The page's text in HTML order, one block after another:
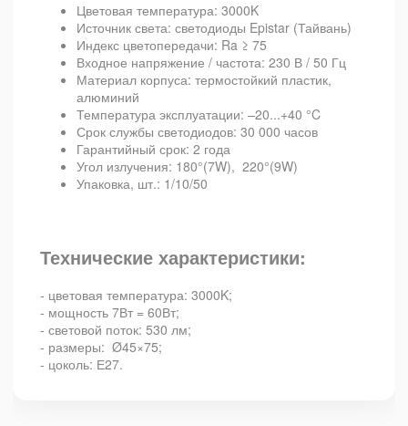
Цветовая температура: 3000K
Источник света: светодиоды Epistar (Тайвань)
Индекс цветопередачи: Ra ≥ 75
Входное напряжение / частота: 230 В / 50 Гц
Материал корпуса: термостойкий пластик,
алюминий
Температура эксплуатации: –20...+40 °C
Срок службы светодиодов: 30 000 часов
Гарантийный срок: 2 года
Угол излучения: 180°(7W), 220°(9W)
Упаковка, шт.: 1/10/50
Технические характеристики:
- цветовая температура: 3000K;
- мощность 7Вт = 60Вт;
- световой поток: 530 лм;
- размеры: Ø45×75;
- цоколь: Е27.